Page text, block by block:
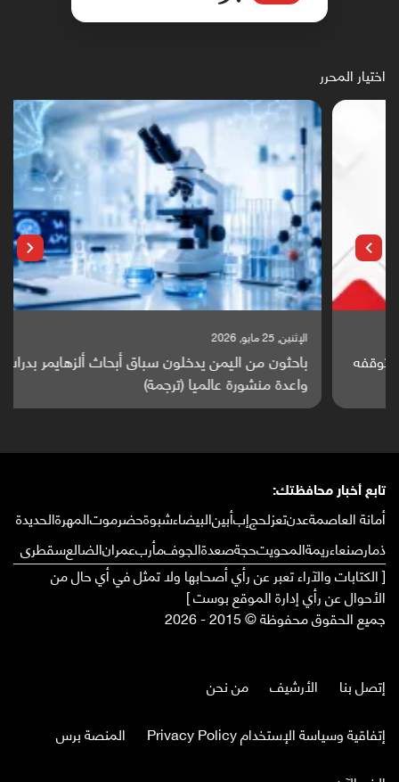
اختيار المحرر
باحثون من اليمن يدخلون سباق أبحاث ألزهايمر بدراسة
واعدة منشورة عالميا (ترجمة)
تابع أخبار محافظتك:
أمانة العاصمةعدنتعزلحجإبأبينالبيضاءشبوةحضرموتالمهرةالحديدة
ذمارصنعاءريمةالمحويتحجةصعدةالجوفمأربعمرانالضالعسقطرى
[ الكتابات والآراء تعبر عن رأي أصحابها ولا تمثل في أي حال من
الأحوال عن رأي إدارة الموقع بوست ]
جميع الحقوق محفوظة © 2015 - 2026
إتصل بنا الأرشيف
من نحن
إتفاقية وسياسة الإستخدام Privacy Policy
المنصة برس